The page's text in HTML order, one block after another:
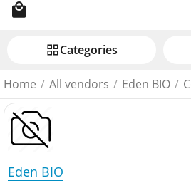
Сategories
Home / All vendors / Eden BIO /
Eden BIO